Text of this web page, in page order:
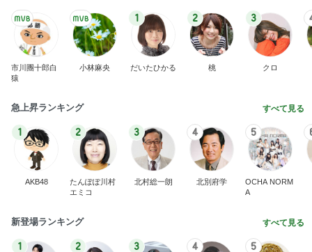
市川團十郎白
猿
小林麻央
1
だいたひかる
2
桃
3
クロ
急上昇ランキング すべて見る
1
AKB48
2
たんぽぽ川村
エミコ
3
北村総一朗
4
北別府学
5
OCHA NORM
A
新登場ランキング すべて見る
1 2 3 4 5